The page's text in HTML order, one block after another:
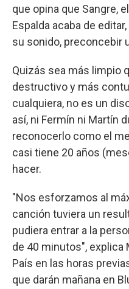
que opina que Sangre,
Espalda acaba de
su sonido, preconcebir
Quizás sea más limpio
destructivo y más
cualquiera, no es un
así, ni Fermín ni Martín
reconocerlo como el
casi tiene 20 años
hacer.
"Nos esforzamos al
canción tuviera un
pudiera entrar a la
de 40 minutos", explica
País en las horas
que darán mañana en